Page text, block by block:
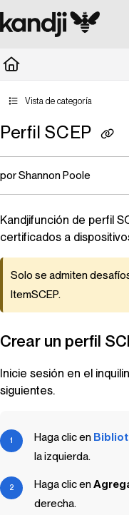
Documentation
Fetch the complete
Vista de categoría
Perfil SCEP
por Shannon Poole
Kandjifunción de perfil
certificados a
Solo se admiten
ItemSCEP.
Crear un perfil
Inicie sesión en el
siguientes.
Haga clic en
la izquierda.
Haga clic en
derecha.